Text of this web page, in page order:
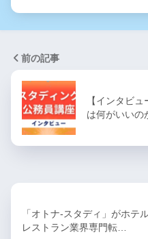
前の記事
【インタビ
は何がいいの
「オトナ-スタディ」がホテ
レストラン業界専門転…